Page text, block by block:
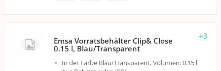
+3
Emsa Vorratsbehälter Clip& Close
0.15 l, Blau/Transparent
In der Farbe Blau/Transparent, Volumen: 0.15 l